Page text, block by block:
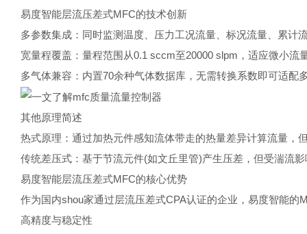
易度智能层流压差式MFC的技术创新
多参数集成：同时监测温度、压力工况流量、标况流量、累
宽量程覆盖：量程范围从0.1 sccm至20000 slpm，适应微小流
多气体兼容：内置70余种气体数据库，无需转换系数即可适配
其他原理简述
热式原理：通过加热元件感知流体带走的热量差异计算流量，
传统差压式：基于节流元件(如文丘里管)产生压差，但受湍流
易度智能层流压差式MFC的核心优势
作为国内shou家通过层流压差式CPA认证的企业，易度智能的
高精度与稳定性